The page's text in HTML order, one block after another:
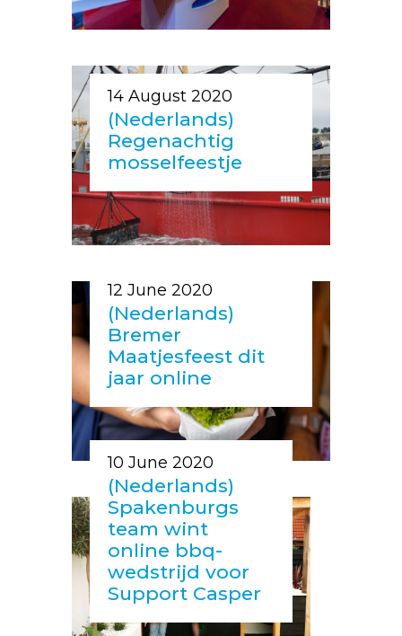
14 August 2020
(Nederlands)
Regenachtig
mosselfeestje
12 June 2020
(Nederlands)
Bremer
Maatjesfeest dit
jaar online
10 June 2020
(Nederlands)
Spakenburgs
team wint
online bbq-
wedstrijd voor
Support Casper